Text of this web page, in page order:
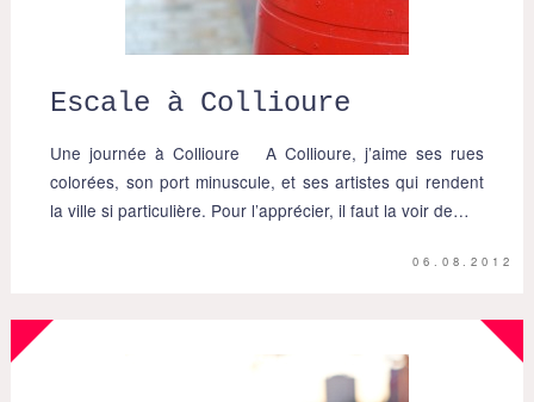
Escale à Collioure
Une journée à Collioure A Collioure, j’aime ses rues
colorées, son port minuscule, et ses artistes qui rendent
la ville si particulière. Pour l’apprécier, il faut la voir de…
06.08.2012